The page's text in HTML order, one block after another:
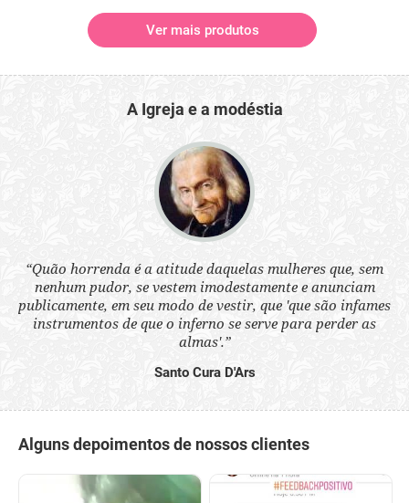
Ver mais produtos
A Igreja e a modéstia
“Quão horrenda é a atitude daquelas mulheres que, sem
nenhum pudor, se vestem imodestamente e anunciam
publicamente, em seu modo de vestir, que 'que são infames
instrumentos de que o inferno se serve para perder as
almas'.”
Santo Cura D'Ars
Alguns depoimentos de nossos clientes